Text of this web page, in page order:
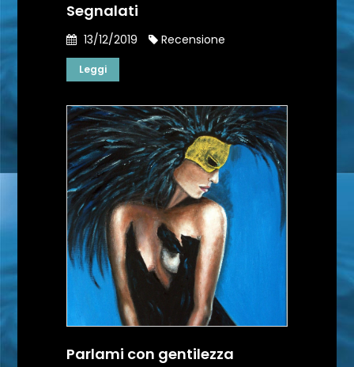
Segnalati
13/12/2019 Recensione
Leggi
Parlami con gentilezza